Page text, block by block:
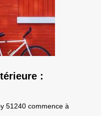
:
51240 commence à